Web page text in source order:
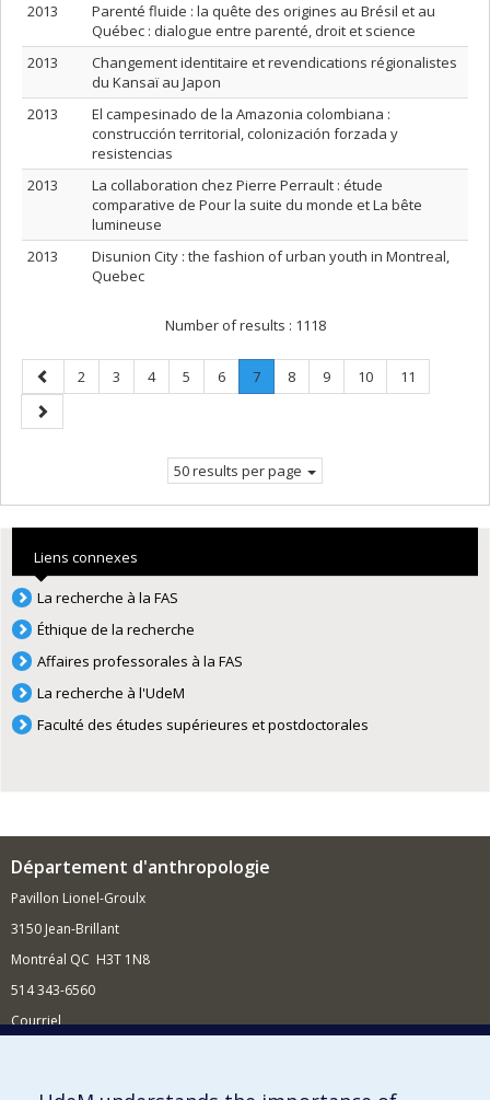
2013
Parenté fluide : la quête des origines au Brésil et au
Québec : dialogue entre parenté, droit et science
2013
Changement identitaire et revendications régionalistes
du Kansaï au Japon
2013
El campesinado de la Amazonia colombiana :
construcción territorial, colonización forzada y
resistencias
2013
La collaboration chez Pierre Perrault : étude
comparative de Pour la suite du monde et La bête
lumineuse
2013
Disunion City : the fashion of urban youth in Montreal,
Quebec
Number of results : 1118
Previous
page
Page
2 Page
3 Page
4 Page
5 Page
6 Page
7.
Current
Page
8 Page
9 Page
10 Page
11
Next
page
50 results per page
Liens connexes
La recherche à la FAS
Éthique de la recherche
Affaires professorales à la FAS
La recherche à l'UdeM
Faculté des études supérieures et postdoctorales
Département d'anthropologie
Pavillon Lionel-Groulx
3150 Jean-Brillant
Montréal QC H3T 1N8
514 343-6560
Courriel
Comment soutenir le Département?